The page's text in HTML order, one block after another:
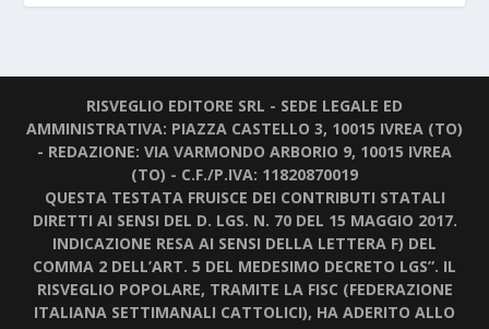
RISVEGLIO EDITORE SRL - SEDE LEGALE ED
AMMINISTRATIVA: PIAZZA CASTELLO 3, 10015 IVREA (TO)
- REDAZIONE: VIA VARMONDO ARBORIO 9, 10015 IVREA
(TO) - C.F./P.IVA: 11820870019
QUESTA TESTATA FRUISCE DEI CONTRIBUTI STATALI
DIRETTI AI SENSI DEL D. LGS. N. 70 DEL 15 MAGGIO 2017.
INDICAZIONE RESA AI SENSI DELLA LETTERA F) DEL
COMMA 2 DELL’ART. 5 DEL MEDESIMO DECRETO LGS”. IL
RISVEGLIO POPOLARE, TRAMITE LA FISC (FEDERAZIONE
ITALIANA SETTIMANALI CATTOLICI), HA ADERITO ALLO